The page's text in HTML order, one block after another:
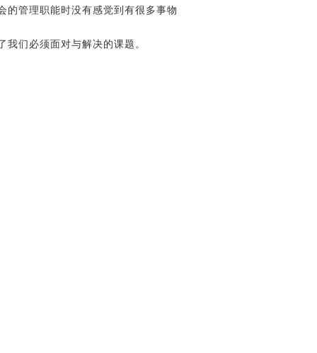
的管理职能时没有感觉到有很多事物
们必须面对与解决的课题。